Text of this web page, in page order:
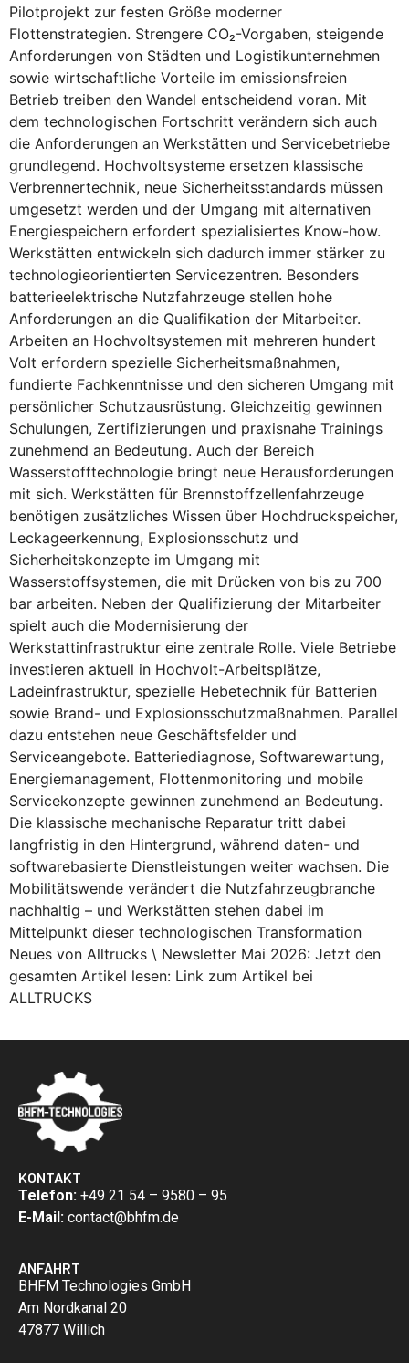
Pilotprojekt zur festen Größe moderner
Flottenstrategien. Strengere CO₂-Vorgaben, steigende
Anforderungen von Städten und Logistikunternehmen
sowie wirtschaftliche Vorteile im emissionsfreien
Betrieb treiben den Wandel entscheidend voran. Mit
dem technologischen Fortschritt verändern sich auch
die Anforderungen an Werkstätten und Servicebetriebe
grundlegend. Hochvoltsysteme ersetzen klassische
Verbrennertechnik, neue Sicherheitsstandards müssen
umgesetzt werden und der Umgang mit alternativen
Energiespeichern erfordert spezialisiertes Know-how.
Werkstätten entwickeln sich dadurch immer stärker zu
technologieorientierten Servicezentren. Besonders
batterieelektrische Nutzfahrzeuge stellen hohe
Anforderungen an die Qualifikation der Mitarbeiter.
Arbeiten an Hochvoltsystemen mit mehreren hundert
Volt erfordern spezielle Sicherheitsmaßnahmen,
fundierte Fachkenntnisse und den sicheren Umgang mit
persönlicher Schutzausrüstung. Gleichzeitig gewinnen
Schulungen, Zertifizierungen und praxisnahe Trainings
zunehmend an Bedeutung. Auch der Bereich
Wasserstofftechnologie bringt neue Herausforderungen
mit sich. Werkstätten für Brennstoffzellenfahrzeuge
benötigen zusätzliches Wissen über Hochdruckspeicher,
Leckageerkennung, Explosionsschutz und
Sicherheitskonzepte im Umgang mit
Wasserstoffsystemen, die mit Drücken von bis zu 700
bar arbeiten. Neben der Qualifizierung der Mitarbeiter
spielt auch die Modernisierung der
Werkstattinfrastruktur eine zentrale Rolle. Viele Betriebe
investieren aktuell in Hochvolt-Arbeitsplätze,
Ladeinfrastruktur, spezielle Hebetechnik für Batterien
sowie Brand- und Explosionsschutzmaßnahmen. Parallel
dazu entstehen neue Geschäftsfelder und
Serviceangebote. Batteriediagnose, Softwarewartung,
Energiemanagement, Flottenmonitoring und mobile
Servicekonzepte gewinnen zunehmend an Bedeutung.
Die klassische mechanische Reparatur tritt dabei
langfristig in den Hintergrund, während daten- und
softwarebasierte Dienstleistungen weiter wachsen. Die
Mobilitätswende verändert die Nutzfahrzeugbranche
nachhaltig – und Werkstätten stehen dabei im
Mittelpunkt dieser technologischen Transformation
Neues von Alltrucks \ Newsletter Mai 2026: Jetzt den
gesamten Artikel lesen: Link zum Artikel bei
ALLTRUCKS
KONTAKT
Telefon: +49 21 54 – 9580 – 95
E-Mail: contact@bhfm.de
ANFAHRT
BHFM Technologies GmbH
Am Nordkanal 20
47877 Willich